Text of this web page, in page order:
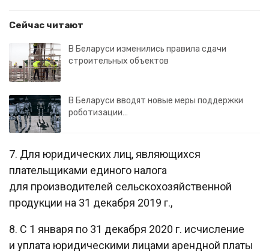
Сейчас читают
В Беларуси изменились правила сдачи
строительных объектов
В Беларуси вводят новые меры поддержки
роботизации…
7. Для юридических лиц, являющихся
плательщиками единого налога
для производителей сельскохозяйственной
продукции на 31 декабря 2019 г.,
8. С 1 января по 31 декабря 2020 г. исчисление
и уплата юридическими лицами арендной платы